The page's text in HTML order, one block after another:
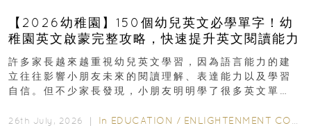
【2026幼稚園】150個幼兒英文必學單字！幼
稚園英文啟蒙完整攻略，快速提升英文閱讀能力
許多家長越來越重視幼兒英文學習，因為語言能力的建
立往往影響小朋友未來的閱讀理解、表達能力以及學習
自信。但不少家長發現，小朋友明明學了很多英文單
26th July, 2026 ｜ In EDUCATION / ENLIGHTENMENT CORNER